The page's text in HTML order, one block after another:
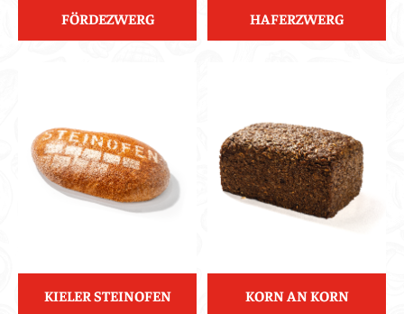
FÖRDEZWERG HAFERZWERG
KIELER STEINOFEN KORN AN KORN